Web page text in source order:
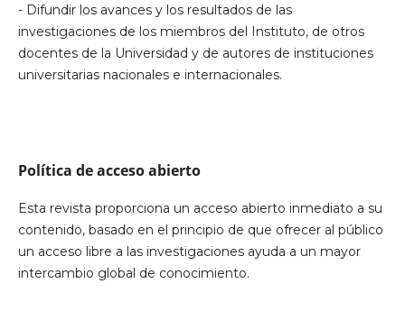
- Difundir los avances y los resultados de las
investigaciones de los miembros del Instituto, de otros
docentes de la Universidad y de autores de instituciones
universitarias nacionales e internacionales.
Política de acceso abierto
Esta revista proporciona un acceso abierto inmediato a su
contenido, basado en el principio de que ofrecer al público
un acceso libre a las investigaciones ayuda a un mayor
intercambio global de conocimiento.